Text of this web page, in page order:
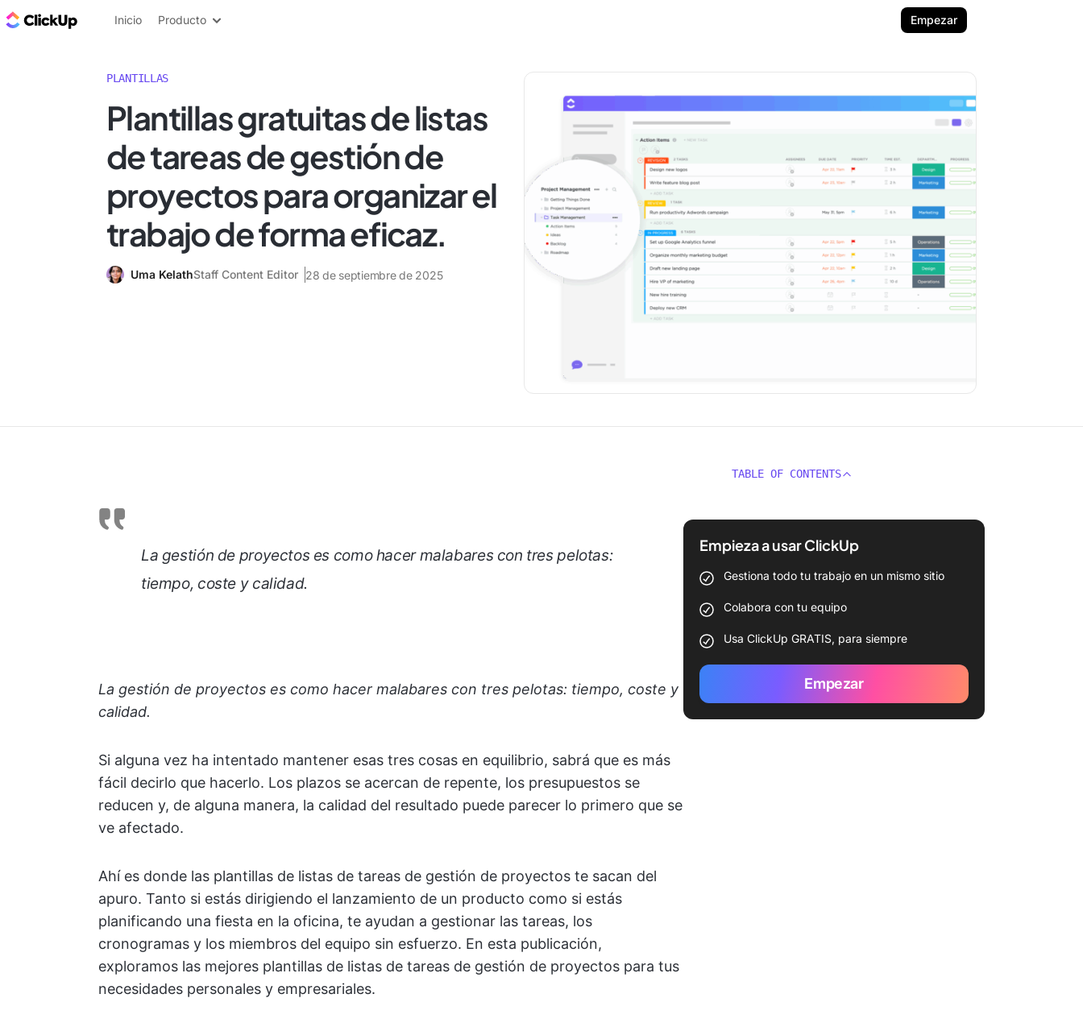
ClickUp Blog
Inicio Producto Empezar
PLANTILLAS
Plantillas gratuitas de listas
de tareas de gestión de
proyectos para organizar el
trabajo de forma eficaz.
Uma KelathStaff Content Editor 28 de septiembre de 2025
La gestión de proyectos es como hacer malabares con tres pelotas:
tiempo, coste y calidad.
La gestión de proyectos es como hacer malabares con tres pelotas: tiempo, coste y
calidad.
Si alguna vez ha intentado mantener esas tres cosas en equilibrio, sabrá que es más
fácil decirlo que hacerlo. Los plazos se acercan de repente, los presupuestos se
reducen y, de alguna manera, la calidad del resultado puede parecer lo primero que se
ve afectado.
Ahí es donde las plantillas de listas de tareas de gestión de proyectos te sacan del
apuro. Tanto si estás dirigiendo el lanzamiento de un producto como si estás
planificando una fiesta en la oficina, te ayudan a gestionar las tareas, los
cronogramas y los miembros del equipo sin esfuerzo. En esta publicación,
exploramos las mejores plantillas de listas de tareas de gestión de proyectos para tus
necesidades personales y empresariales.
TABLE OF CONTENTS
Empieza a usar ClickUp
Gestiona todo tu trabajo en un mismo sitio
Colabora con tu equipo
Usa ClickUp GRATIS, para siempre
Empezar